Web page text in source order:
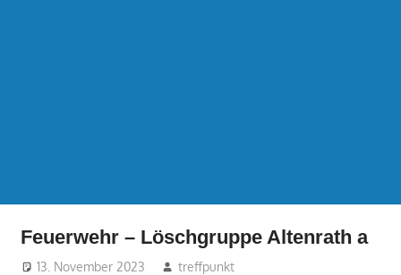
Feuerwehr – Löschgruppe Altenrath a
13. November 2023 treffpunkt